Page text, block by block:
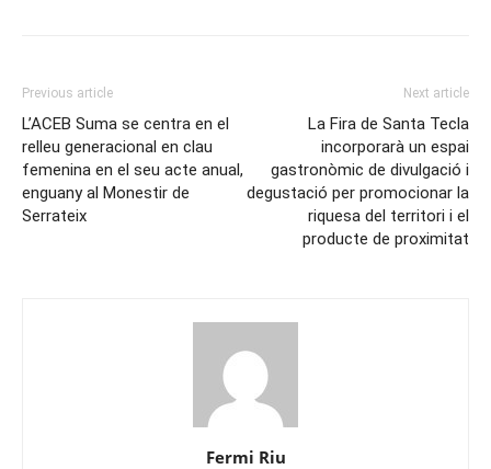
Previous article
L’ACEB Suma se centra en el
relleu generacional en clau
femenina en el seu acte anual,
enguany al Monestir de
Serrateix
Next article
La Fira de Santa Tecla
incorporarà un espai
gastronòmic de divulgació i
degustació per promocionar la
riquesa del territori i el
producte de proximitat
Fermi Riu